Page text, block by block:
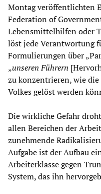
Montag veröffentlichten
Federation of
Lebensmittelhilfen oder
löst jede Verantwortung
Formulierungen über
„unseren Führern
zu konzentrieren, wie
Volkes gelöst werden
Die wirkliche Gefahr
allen Bereichen der
zunehmende
Aufgabe ist der Aufbau
Arbeiterklasse gegen
System, das ihn